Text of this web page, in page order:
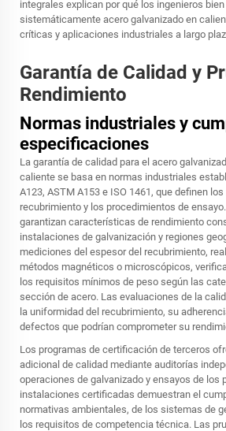
integrales explican por qué los ingenieros
sistemáticamente acero galvanizado en
críticas y aplicaciones industriales a largo
Garantía de Calidad y
Rendimiento
Normas industriales y
especificaciones
La garantía de calidad para el acero
caliente se basa en normas industriales
A123, ASTM A153 e ISO 1461, que definen
recubrimiento y los procedimientos de
garantizan características de rendimiento
instalaciones de galvanización y regiones
mediciones del espesor del recubrimiento,
métodos magnéticos o microscópicos,
los requisitos mínimos de peso según las
sección de acero. Las evaluaciones de la
la uniformidad del recubrimiento, su
defectos que podrían comprometer su
Los programas de certificación de terceros
adicional de calidad mediante auditorías
operaciones de galvanizado y ensayos de los
instalaciones certificadas demuestran el
normativas ambientales, de los sistemas de
los requisitos de competencia técnica. Las